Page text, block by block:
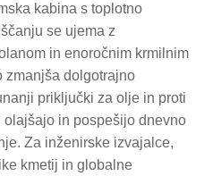
kabina s toplotno
se ujema z
in enoročnim krmilnim
zmanjša dolgotrajno
priključki za olje in proti
in pospešijo dnevno
Za inženirske izvajalce,
kmetij in globalne